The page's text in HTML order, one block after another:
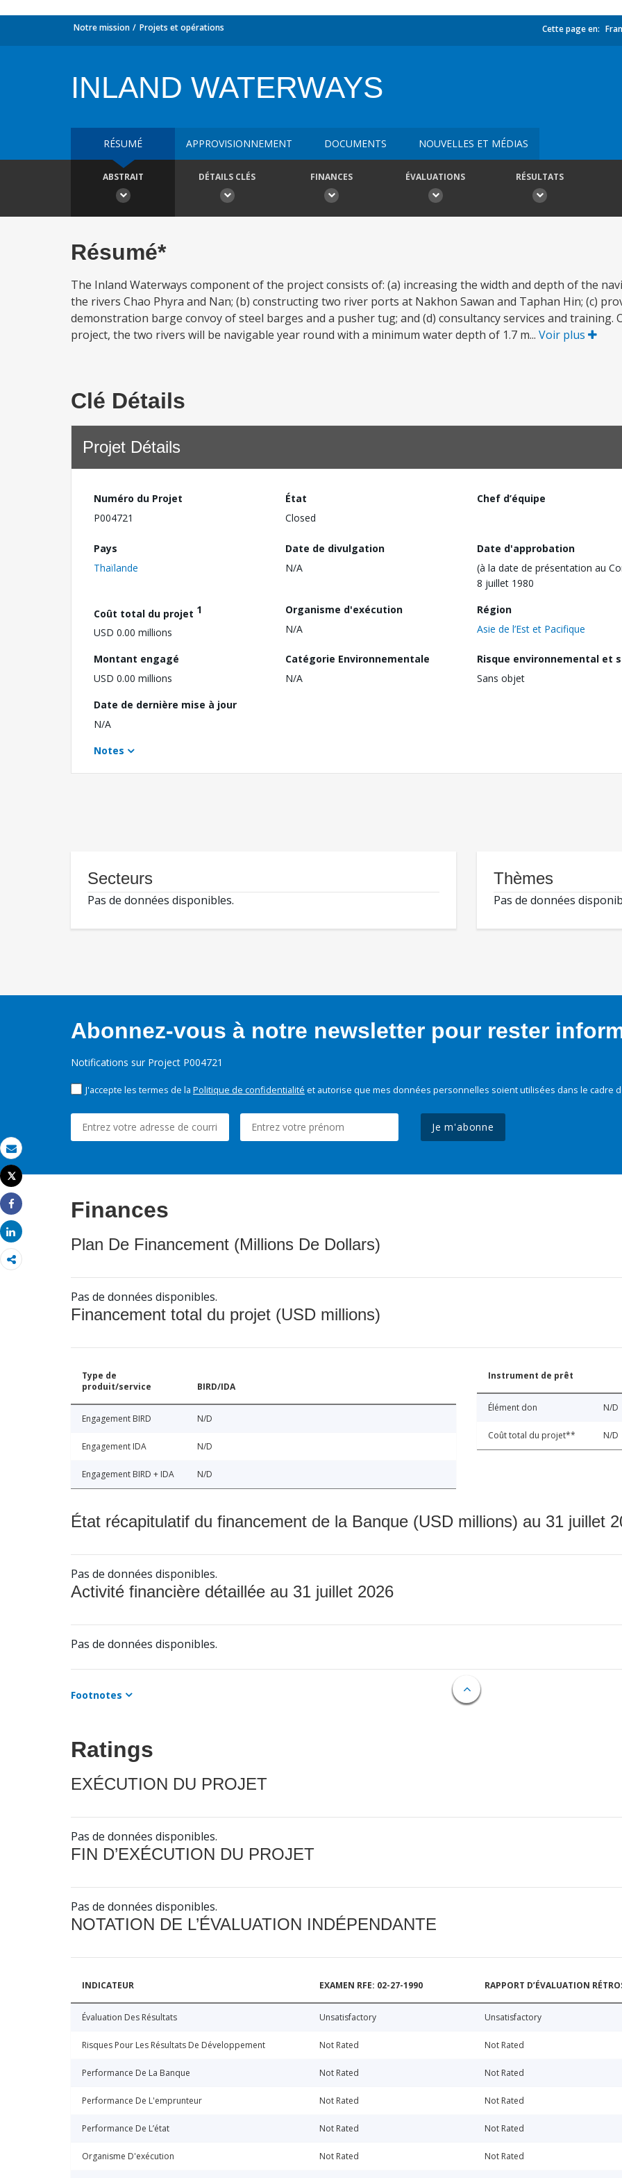
Email
Imprimer
Tweet
Share
Share
Notre mission Projets et opérations Cette page en:
INLAND WATERWAYS
RÉSUMÉ APPROVISIONNEMENT DOCUMENTS NOUVELLES ET MÉDIAS
ABSTRAIT DÉTAILS CLÉS FINANCES ÉVALUATIONS RÉSULTATS
Résumé*
The Inland Waterways component of the project consists of: (a) increasing the width and depth of the
the rivers Chao Phyra and Nan; (b) constructing two river ports at Nakhon Sawan and Taphan Hin; (c)
demonstration barge convoy of steel barges and a pusher tug; and (d) consultancy services and training.
project, the two rivers will be navigable year round with a minimum water depth of 1.7 m... Voir plus
Clé Détails
Projet Détails
Numéro du Projet
P004721
État
Closed
Chef d’équipe
Pays
Thaïlande
Date de divulgation
N/A
Date d'approbation
(à la date de présentation au
8 juillet 1980
Coût total du projet 1
USD 0.00 millions
Organisme d'exécution
N/A
Région
Asie de l’Est et Pacifique
Montant engagé
USD 0.00 millions
Catégorie Environnementale
N/A
Risque environnemental et
Sans objet
Date de dernière mise à jour
N/A
Notes
Secteurs
Pas de données disponibles.
Thèmes
Pas de données
Abonnez-vous à notre newsletter pour rester
Notifications sur Project P004721
J'accepte les termes de la Politique de confidentialité et autorise que mes données personnelles soient utilisées dans le cadre
Je m'abonne
Finances
Plan De Financement (Millions De Dollars)
Pas de données disponibles.
Financement total du projet (USD millions)
Type de
produit/service
BIRD/IDA
Engagement BIRD N/D
Engagement IDA N/D
Engagement BIRD + IDA N/D
Instrument de prêt
Élément don N/D
Coût total du projet** N/D
État récapitulatif du financement de la Banque (USD millions) au 31 juillet
Pas de données disponibles.
Activité financière détaillée au 31 juillet 2026
Pas de données disponibles.
Footnotes
Ratings
EXÉCUTION DU PROJET
Pas de données disponibles.
FIN D’EXÉCUTION DU PROJET
Pas de données disponibles.
NOTATION DE L’ÉVALUATION INDÉPENDANTE
INDICATEUR EXAMEN RFE: 02-27-1990 RAPPORT D’ÉVALUATION
Évaluation Des Résultats Unsatisfactory Unsatisfactory
Risques Pour Les Résultats De Développement Not Rated Not Rated
Performance De La Banque Not Rated Not Rated
Performance De L'emprunteur Not Rated Not Rated
Performance De L’état Not Rated Not Rated
Organisme D'exécution Not Rated Not Rated